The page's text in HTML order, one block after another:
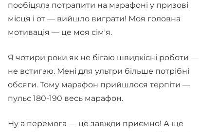
пообіцяла потрапити на марафоні у призові
місця і от — вийшло виграти! Моя головна
мотивація — це моя сім'я.
Я чотири роки як не бігаю швидкісні роботи —
не встигаю. Мені для ультри більше потрібні
обсяги. Тому марафон прийшлося терпіти —
пульс 180-190 весь марафон.
Ну а перемога — це завжди приємно! А ще